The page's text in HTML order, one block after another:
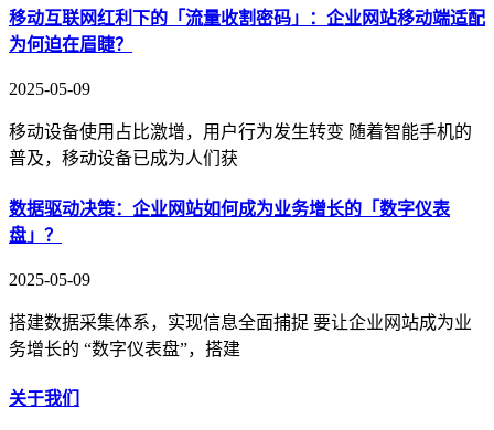
移动互联网红利下的「流量收割密码」：企业网站移动端适配
为何迫在眉睫？
2025-05-09
移动设备使用占比激增，用户行为发生转变 随着智能手机的
普及，移动设备已成为人们获
数据驱动决策：企业网站如何成为业务增长的「数字仪表
盘」？
2025-05-09
搭建数据采集体系，实现信息全面捕捉 要让企业网站成为业
务增长的 “数字仪表盘”，搭建
关于我们